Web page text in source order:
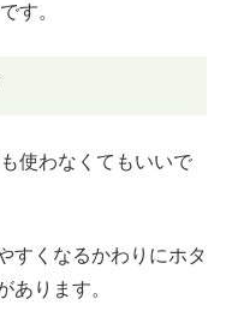
す。
使わなくてもいいで
すくなるかわりにホタ
あります。